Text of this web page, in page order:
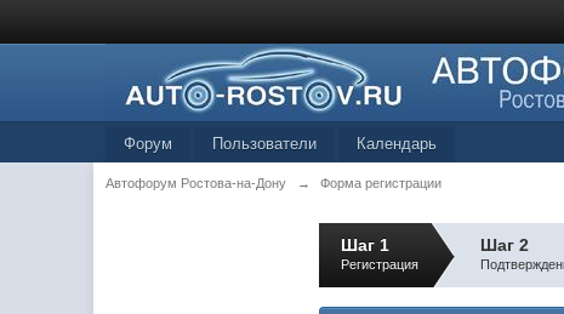
Форум Пользователи Календарь
Автофорум Ростова-на-Дону → Форма регистрации
Шаг 1
Регистрация
Шаг 2